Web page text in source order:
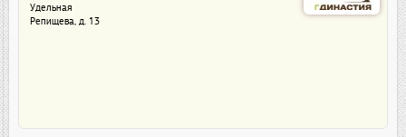
Удельная
Репищева, д. 13